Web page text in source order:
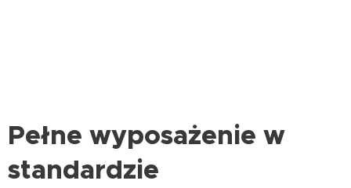
Pełne wyposażenie w
standardzie